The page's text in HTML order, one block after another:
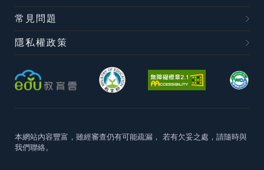
常見問題
隱私權政策
本網站內容豐富，雖經審查仍有可能疏漏， 若有欠妥之處，請隨時與
我們聯絡。